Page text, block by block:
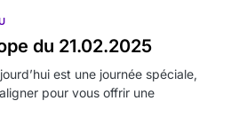
du 21.02.2025
est une journée spéciale,
pour vous offrir une